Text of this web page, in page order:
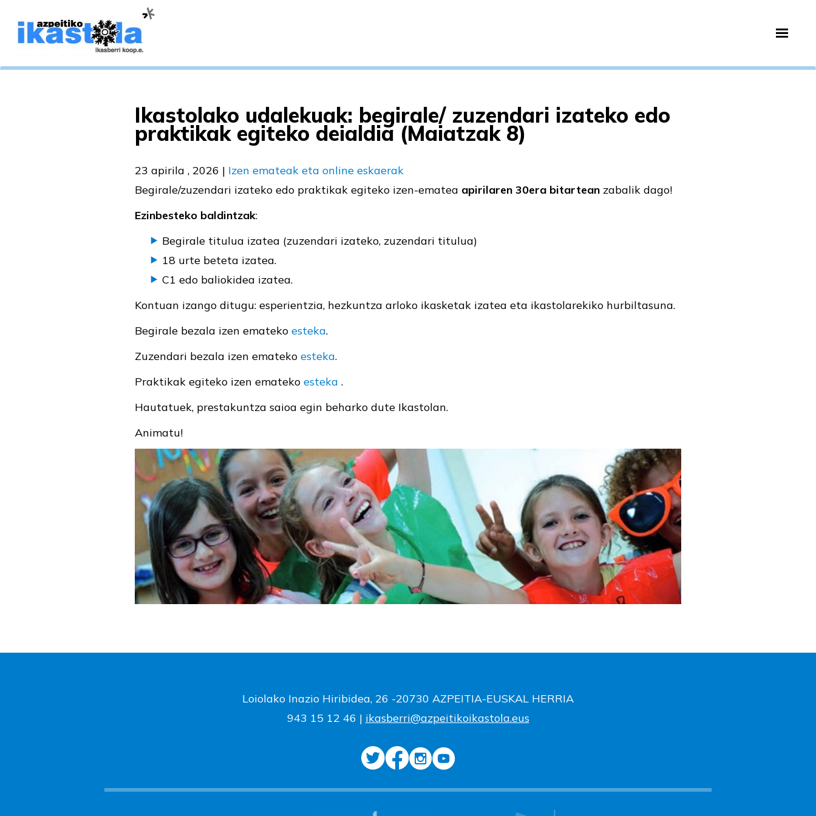
Ikastolako udalekuak: begirale/ zuzendari izateko edo
praktikak egiteko deialdia (Maiatzak 8)
23 apirila , 2026 | Izen emateak eta online eskaerak
Begirale/zuzendari izateko edo praktikak egiteko izen-ematea apirilaren 30era bitartean zabalik dago!
Ezinbesteko baldintzak:
Begirale titulua izatea (zuzendari izateko, zuzendari titulua)
18 urte beteta izatea.
C1 edo baliokidea izatea.
Kontuan izango ditugu: esperientzia, hezkuntza arloko ikasketak izatea eta ikastolarekiko hurbiltasuna.
Begirale bezala izen emateko esteka.
Zuzendari bezala izen emateko esteka.
Praktikak egiteko izen emateko esteka .
Hautatuek, prestakuntza saioa egin beharko dute Ikastolan.
Animatu!
Loiolako Inazio Hiribidea, 26 -20730 AZPEITIA-EUSKAL HERRIA
943 15 12 46 | ikasberri@azpeitikoikastola.eus